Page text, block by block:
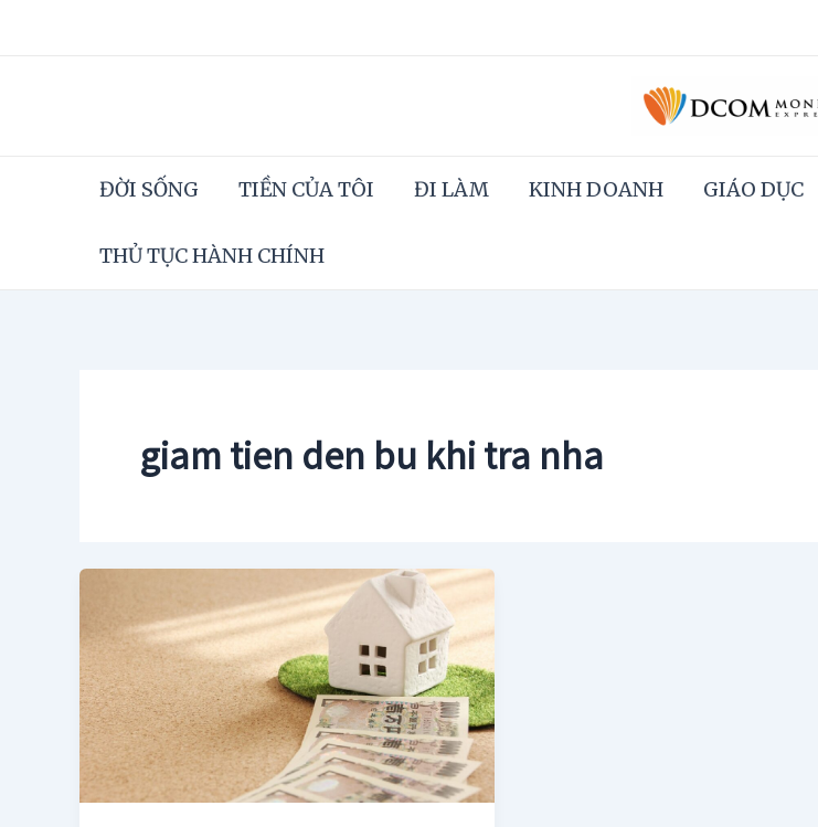
ĐỜI SỐNG TIỀN CỦA TÔI ĐI LÀM KINH DOANH GIÁO DỤC
THỦ TỤC HÀNH CHÍNH
giam tien den bu khi tra nha